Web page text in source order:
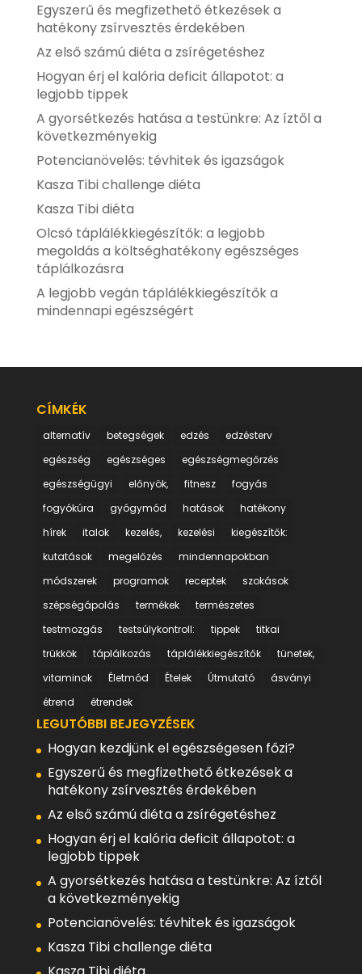
Egyszerű és megfizethető étkezések a
hatékony zsírvesztés érdekében
Az első számú diéta a zsírégetéshez
Hogyan érj el kalória deficit állapotot: a
legjobb tippek
A gyorsétkezés hatása a testünkre: Az íztől a
következményekig
Potencianövelés: tévhitek és igazságok
Kasza Tibi challenge diéta
Kasza Tibi diéta
Olcsó táplálékkiegészítők: a legjobb
megoldás a költséghatékony egészséges
táplálkozásra
A legjobb vegán táplálékkiegészítők a
mindennapi egészségért
CÍMKÉK
alternatív betegségek edzés
edzésterv
egészség
egészséges
egészségmegőrzés
egészségügyi
előnyök, fitnesz
fogyás
fogyókúra
gyógymód hatások
hatékony
hírek
italok kezelés, kezelési
kiegészítők:
kutatások
megelőzés
mindennapokban
módszerek
programok receptek
szokások
szépségápolás
termékek
természetes
testmozgás
testsúlykontroll: tippek
titkai
trükkök
táplálkozás táplálékkiegészítők
tünetek,
vitaminok
Életmód Ételek Útmutató
ásványi
étrend
étrendek
LEGUTÓBBI BEJEGYZÉSEK
Hogyan kezdjünk el egészségesen főzi?
Egyszerű és megfizethető étkezések a
hatékony zsírvesztés érdekében
Az első számú diéta a zsírégetéshez
Hogyan érj el kalória deficit állapotot: a
legjobb tippek
A gyorsétkezés hatása a testünkre: Az íztől
a következményekig
Potencianövelés: tévhitek és igazságok
Kasza Tibi challenge diéta